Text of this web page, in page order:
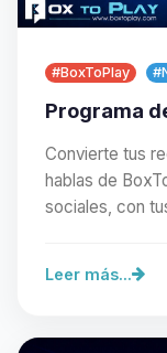
#BoxToPlay
Programa
Convierte tus
hablas de
sociales, con
Leer más...